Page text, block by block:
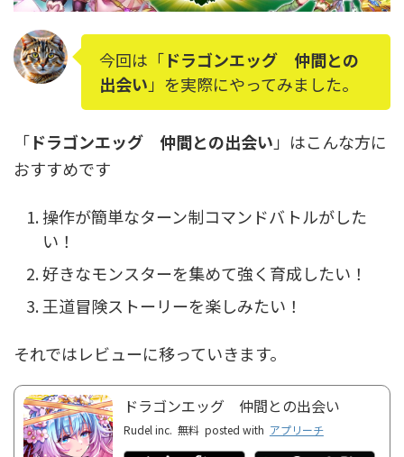
今回は「ドラゴンエッグ 仲間との
出会い 」を実際にやってみました。
「ドラゴンエッグ 仲間との出会い 」はこんな方に
おすすめです
操作が簡単なターン制コマンドバトルがした
い！
好きなモンスターを集めて強く育成したい！
王道冒険ストーリーを楽しみたい！
それではレビューに移っていきます。
ドラゴンエッグ 仲間との出会い
Rudel inc. 無料 posted with アプリーチ